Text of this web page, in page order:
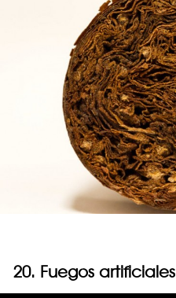
20. Fuegos artificiales